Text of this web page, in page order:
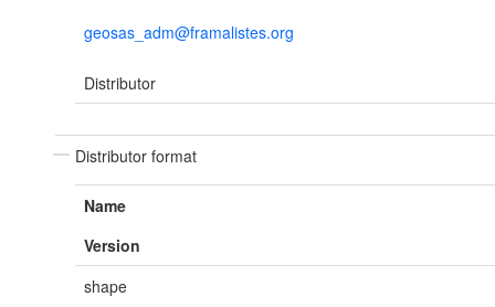
geosas_adm@framalistes.org
Distributor
Distributor format
Name
Version
shape